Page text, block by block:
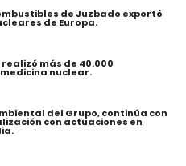
de Juzbado exportó
de Europa.
más de 40.000
nuclear.
del Grupo, continúa con
con actuaciones en